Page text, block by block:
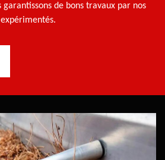
garantissons de bons travaux par nos